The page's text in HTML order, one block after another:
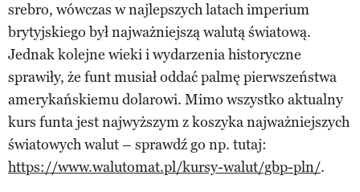
srebro, wówczas w najlepszych latach imperium
brytyjskiego był najważniejszą walutą światową.
Jednak kolejne wieki i wydarzenia historyczne
sprawiły, że funt musiał oddać palmę pierwszeństwa
amerykańskiemu dolarowi. Mimo wszystko aktualny
kurs funta jest najwyższym z koszyka najważniejszych
światowych walut – sprawdź go np. tutaj:
https://www.walutomat.pl/kursy-walut/gbp-pln/.